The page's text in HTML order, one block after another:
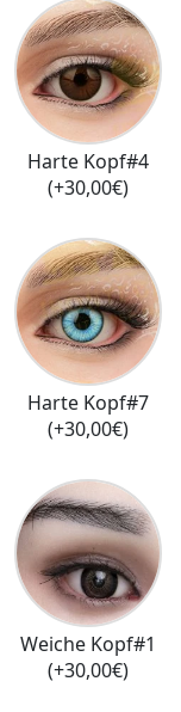
Harte Kopf#4
(+30,00€)
Harte Kopf#7
(+30,00€)
Weiche Kopf#1
(+30,00€)